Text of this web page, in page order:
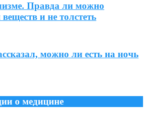
Правда ли можно
и не толстеть
можно ли есть на ночь
о медицине